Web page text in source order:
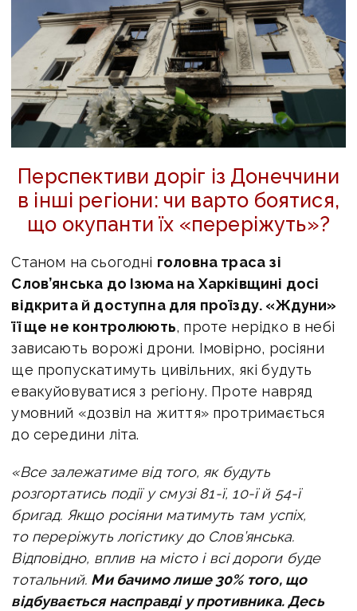
Перспективи доріг із Донеччини
в інші регіони: чи варто боятися,
що окупанти їх «переріжуть»?
Станом на сьогодні головна траса зі
Слов’янська до Ізюма на Харківщині досі
відкрита й доступна для проїзду. «Ждуни»
її ще не контролюють, проте нерідко в небі
зависають ворожі дрони. Імовірно, росіяни
ще пропускатимуть цивільних, які будуть
евакуйовуватися з регіону. Проте навряд
умовний «дозвіл на життя» протримається
до середини літа.
«Все залежатиме від того, як будуть
розгортатись події у смузі 81-ї, 10-ї й 54-ї
бригад. Якщо росіяни матимуть там успіх,
то переріжуть логістику до Слов’янська.
Відповідно, вплив на місто і всі дороги буде
тотальний. Ми бачимо лише 30% того, що
відбувається насправді у противника. Десь